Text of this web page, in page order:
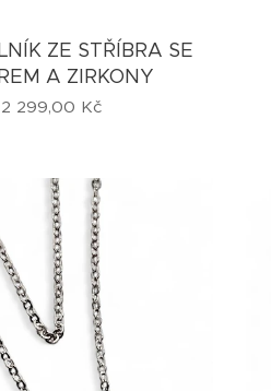
ZE STŘÍBRA SE
A ZIRKONY
2 299,00 Kč